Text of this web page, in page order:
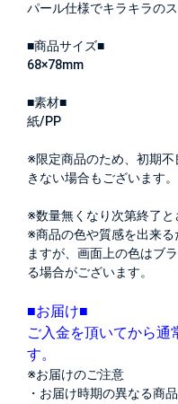
パール仕様でキラキラのス
■商品サイズ■
68×78mm
■素材■
紙/PP
※限定商品のため、初期
きない場合もございます
※数量無くなり次第終了と
※商品の色や質感を出来
ますが、画面上の色はブ
る場合がございます。
■お届け■
ご入金を頂いてから通
す。
※お届けのご注意
・お届け時期の異なる商